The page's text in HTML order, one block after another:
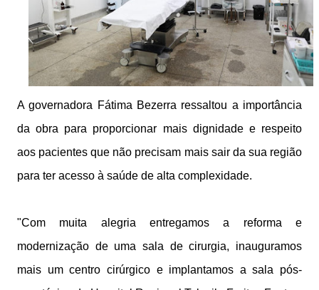
A governadora Fátima Bezerra ressaltou a importância
da obra para proporcionar mais dignidade e respeito
aos pacientes que não precisam mais sair da sua região
para ter acesso à saúde de alta complexidade.
"Com muita alegria entregamos a reforma e
modernização de uma sala de cirurgia, inauguramos
mais um centro cirúrgico e implantamos a sala pós-